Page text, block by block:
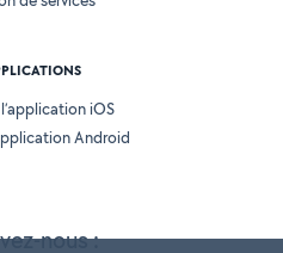
nous :
iOS
Android